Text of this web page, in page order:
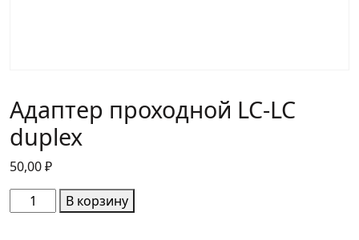
Адаптер проходной LC-LC
duplex
50,00₽
Количество
товара
В корзину